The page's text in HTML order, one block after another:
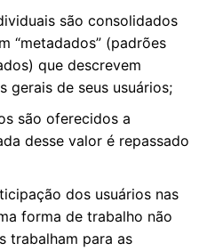
são consolidados
“metadados” (padrões
que descrevem
gerais de seus usuários;
são oferecidos a
desse valor é repassado
dos usuários nas
forma de trabalho não
trabalham para as